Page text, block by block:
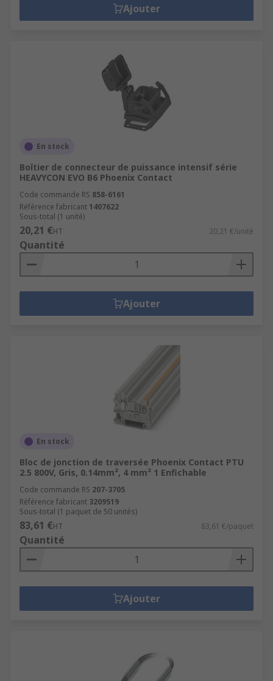
Ajouter
En stock
Boîtier de connecteur de puissance intensif série
HEAVYCON EVO B6 Phoenix Contact
Code commande RS 858-6161
Référence fabricant 1407622
Sous-total (1 unité)
20,21 €HT 20,21 €/unité
Quantité
Ajouter
En stock
Bloc de jonction de traversée Phoenix Contact PTU
2.5 800V, Gris, 0.14mm², 4 mm² 1 Enfichable
Code commande RS 207-3705
Référence fabricant 3209519
Sous-total (1 paquet de 50 unités)
83,61 €HT 83,61 €/paquet
Quantité
Ajouter